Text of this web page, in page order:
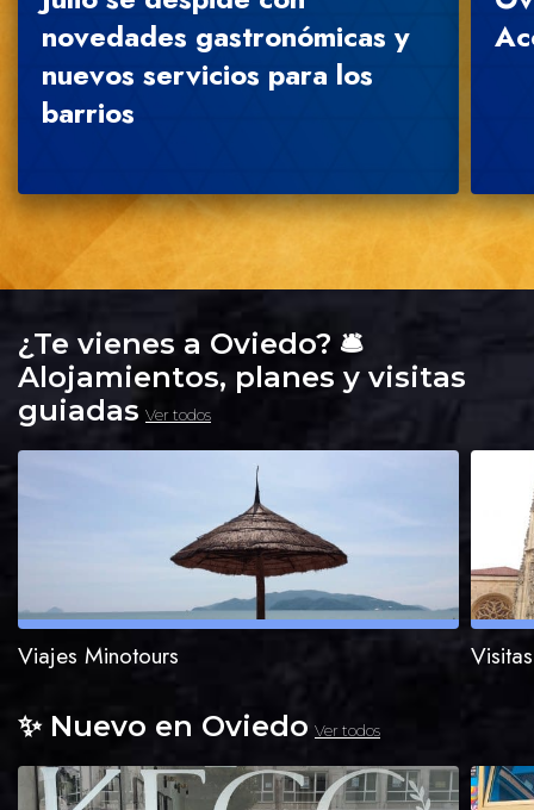
novedades gastronómicas y
nuevos servicios para los
barrios
¿Te vienes a Oviedo? 🛎️
Alojamientos, planes y visitas
guiadas
Viajes Minotours
✨ Nuevo en Oviedo